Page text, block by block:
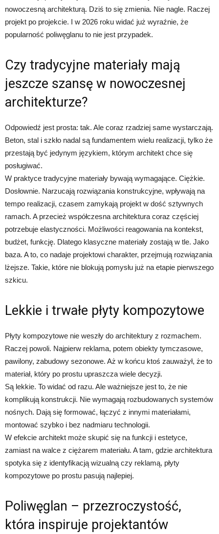
nowoczesną architekturą. Dziś to się zmienia. Nie nagle. Raczej
projekt po projekcie. I w 2026 roku widać już wyraźnie, że
popularność poliwęglanu to nie jest przypadek.
Czy tradycyjne materiały mają
jeszcze szansę w nowoczesnej
architekturze?
Odpowiedź jest prosta: tak. Ale coraz rzadziej same wystarczają.
Beton, stal i szkło nadal są fundamentem wielu realizacji, tylko że
przestają być jedynym językiem, którym architekt chce się
posługiwać.
W praktyce tradycyjne materiały bywają wymagające. Ciężkie.
Dosłownie. Narzucają rozwiązania konstrukcyjne, wpływają na
tempo realizacji, czasem zamykają projekt w dość sztywnych
ramach. A przecież współczesna architektura coraz częściej
potrzebuje elastyczności. Możliwości reagowania na kontekst,
budżet, funkcję. Dlatego klasyczne materiały zostają w tle. Jako
baza. A to, co nadaje projektowi charakter, przejmują rozwiązania
lżejsze. Takie, które nie blokują pomysłu już na etapie pierwszego
szkicu.
Lekkie i trwałe płyty kompozytowe
Płyty kompozytowe nie weszły do architektury z rozmachem.
Raczej powoli. Najpierw reklama, potem obiekty tymczasowe,
pawilony, zabudowy sezonowe. Aż w końcu ktoś zauważył, że to
materiał, który po prostu upraszcza wiele decyzji.
Są lekkie. To widać od razu. Ale ważniejsze jest to, że nie
komplikują konstrukcji. Nie wymagają rozbudowanych systemów
nośnych. Dają się formować, łączyć z innymi materiałami,
montować szybko i bez nadmiaru technologii.
W efekcie architekt może skupić się na funkcji i estetyce,
zamiast na walce z ciężarem materiału. A tam, gdzie architektura
spotyka się z identyfikacją wizualną czy reklamą, płyty
kompozytowe po prostu pasują najlepiej.
Poliwęglan – przezroczystość,
która inspiruje projektantów